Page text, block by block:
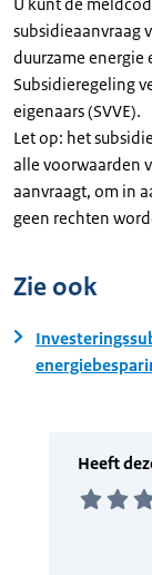
subsidieaanvraag
duurzame energie
Subsidieregeling
eigenaars (SVVE).
Let op: het
alle voorwaarden
aanvraagt, om in
geen rechten
Zie ook